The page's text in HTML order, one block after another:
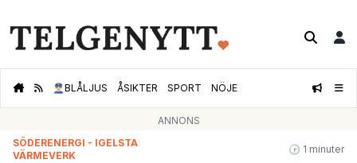
👮🏻‍♂️BLÅLJUS ÅSIKTER SPORT NÖJE
ANNONS
SÖDERENERGI - IGELSTA
VÄRMEVERK
🕝 1 minuter